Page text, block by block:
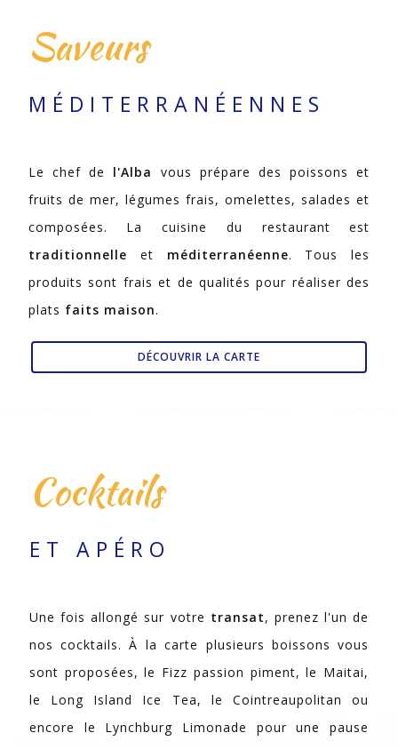
Saveurs
MÉDITERRANÉENNES
Le chef de l'Alba
vous prépare des poissons et
fruits de mer, légumes frais, omelettes, salades et
composées. La cuisine du restaurant est
traditionnelle et méditerranéenne. Tous les
produits sont frais et de qualités pour réaliser des
plats faits maison.
DÉCOUVRIR LA CARTE
Cocktails
ET APÉRO
Une fois allongé sur votre transat, prenez l'un de
nos cocktails. À la carte plusieurs boissons vous
sont proposées, le Fizz passion piment, le Maitai,
le Long Island Ice Tea, le Cointreaupolitan ou
encore le Lynchburg Limonade pour une pause